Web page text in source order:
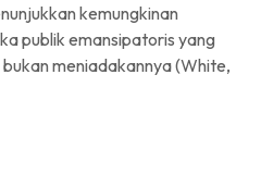
kemungkinan
publik emansipatoris yang
meniadakannya (White,